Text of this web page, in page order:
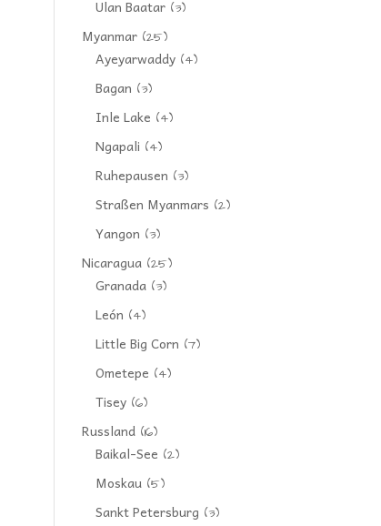
Ulan Baatar (3)
Myanmar (25)
Ayeyarwaddy (4)
Bagan (3)
Inle Lake (4)
Ngapali (4)
Ruhepausen (3)
Straßen Myanmars (2)
Yangon (3)
Nicaragua (25)
Granada (3)
León (4)
Little Big Corn (7)
Ometepe (4)
Tisey (6)
Russland (16)
Baikal-See (2)
Moskau (5)
Sankt Petersburg (3)